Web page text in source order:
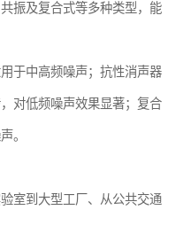
振及复合式等多种类型，能
于中高频噪声；抗性消声器
对低频噪声效果显著；复合
。
室到大型工厂、从公共交通